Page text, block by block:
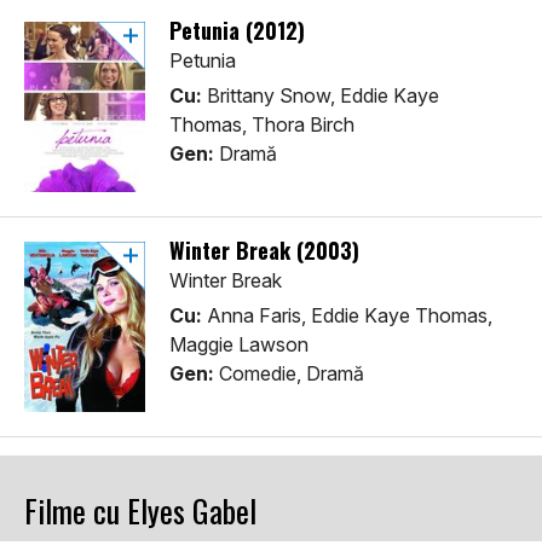
Petunia (2012)
Petunia
Cu: Brittany Snow, Eddie Kaye
Thomas, Thora Birch
Gen: Dramă
Winter Break (2003)
Winter Break
Cu: Anna Faris, Eddie Kaye Thomas,
Maggie Lawson
Gen: Comedie, Dramă
Filme cu Elyes Gabel